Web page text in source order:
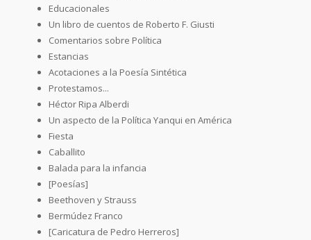
Educacionales
Un libro de cuentos de Roberto F. Giusti
Comentarios sobre Política
Estancias
Acotaciones a la Poesía Sintética
Protestamos...
Héctor Ripa Alberdi
Un aspecto de la Política Yanqui en América
Fiesta
Caballito
Balada para la infancia
[Poesías]
Beethoven y Strauss
Bermúdez Franco
[Caricatura de Pedro Herreros]